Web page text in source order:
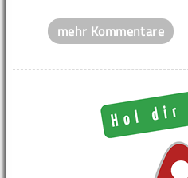
mehr Kommentare